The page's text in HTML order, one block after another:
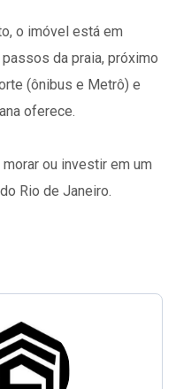
o imóvel está em
da praia, próximo
(ônibus e Metrô) e
oferece.
ou investir em um
Rio de Janeiro.